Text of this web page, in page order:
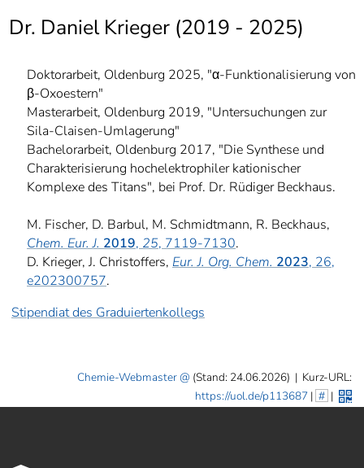
Informationen zur
Barrierefreiheit
Dr. Daniel Krieger (2019 - 2025)
Doktorarbeit, Oldenburg 2025, "α-Funktionalisierung von
β-Oxoestern"
Masterarbeit, Oldenburg 2019, "Untersuchungen zur
Sila-Claisen-Umlagerung"
Bachelorarbeit, Oldenburg 2017, "Die Synthese und
Charakterisierung hochelektrophiler kationischer
Komplexe des Titans", bei Prof. Dr. Rüdiger Beckhaus.
M. Fischer, D. Barbul, M. Schmidtmann, R. Beckhaus,
Chem. Eur. J. 2019, 25, 7119-7130.
D. Krieger, J. Christoffers, Eur. J. Org. Chem. 2023, 26,
e202300757.
Stipendiat des Graduiertenkollegs
Chemie-Webmaster (Stand: 24.06.2026) | Kurz-URL:
https://uol.de/p113687 | # |